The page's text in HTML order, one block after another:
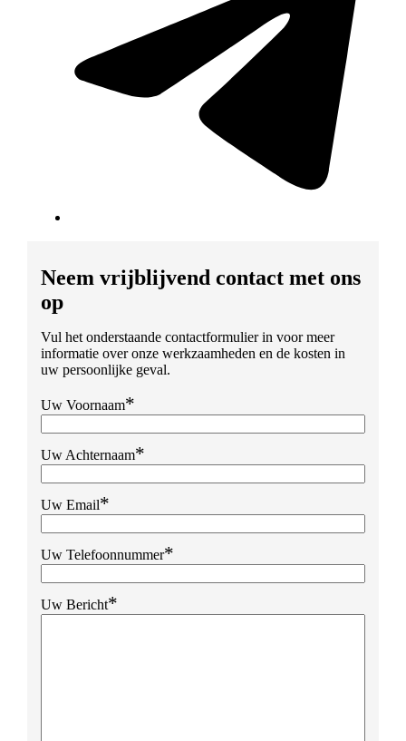
Neem vrijblijvend contact met ons
op
Vul het onderstaande contactformulier in voor meer
informatie over onze werkzaamheden en de kosten in
uw persoonlijke geval.
Uw Voornaam*
Uw Achternaam*
Uw Email*
Uw Telefoonnummer*
Uw Bericht*